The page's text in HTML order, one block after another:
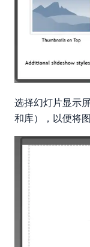
选择幻灯片显示
和库），以便将